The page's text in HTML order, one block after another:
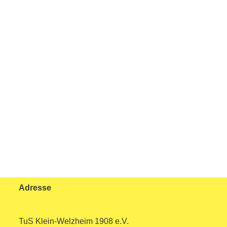
Adresse
TuS Klein-Welzheim 1908 e.V.